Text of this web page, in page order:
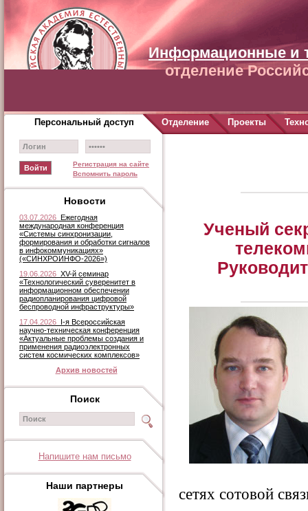
Информационные и
отделение
Регистрация на сайте
Вспомнить пароль
Новости
03.07.2026 Ежегодная
международная конференция
«Системы синхронизации,
формирования и обработки сигналов
в инфокоммуникациях»
(«СИНХРОИНФО-2026»)
19.06.2026 XV-й семинар
«Технологический суверенитет в
информационном обеспечении
радиопланирования цифровой
беспроводной инфраструктуры»
17.04.2026 I-я Всероссийская
научно-техническая конференция
«Актуальные проблемы создания и
применения радиоэлектронных
систем космических комплексов»
Архив новостей
Поиск
Напишите нам письмо
Наши партнеры
Ученый
сетях сотовой
Персональный доступ Отделение Проекты